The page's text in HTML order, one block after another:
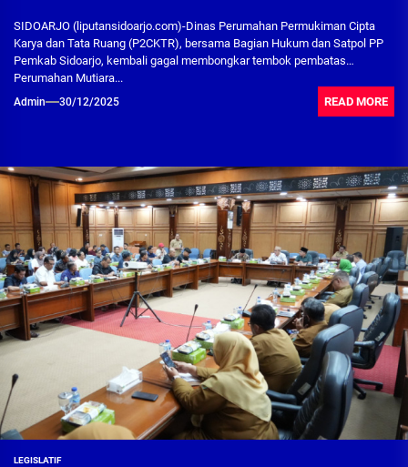
SIDOARJO (liputansidoarjo.com)-Dinas Perumahan Permukiman Cipta
Karya dan Tata Ruang (P2CKTR), bersama Bagian Hukum dan Satpol PP
Pemkab Sidoarjo, kembali gagal membongkar tembok pembatas
Perumahan Mutiara...
Admin 30/12/2025 READ MORE
LEGISLATIF